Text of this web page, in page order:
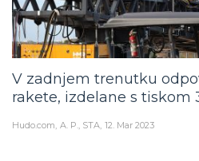
V zadnjem trenutku
rakete, izdelane s tiskom
Hudo.com A. P., STA 12. Mar 2023